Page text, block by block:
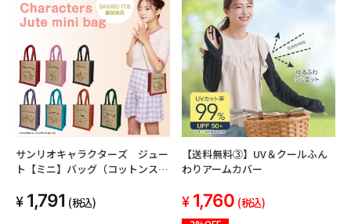
サンリオキャラクターズ ジュー
ト【ミニ】バッグ（コットンスト
1,791 (税込)
【送料無料③】UV＆クールふん
わりアームカバー
1,760 (税込)